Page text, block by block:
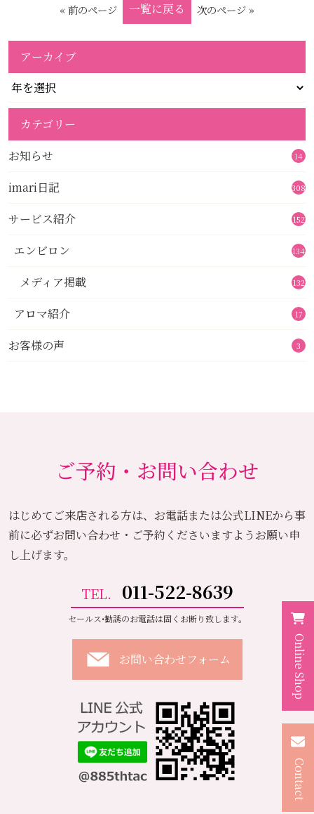
« 前のページ 一覧に戻る 次のページ »
アーカイブ
カテゴリー
お知らせ
14
imari日記 308
サービス紹介 152
エンビロン 134
メディア掲載 132
アロマ紹介 17
お客様の声 3
ご予約・お問い合わせ
はじめてご来店される方は、お電話または公式LINEから事
前に必ずお問い合わせ・ご予約くださいますようお願い申
し上げます。
TEL. 011-522-8639
セールス•勧誘のお電話は固くお断り致します。
お問い合わせフォーム Online Shop
Contact